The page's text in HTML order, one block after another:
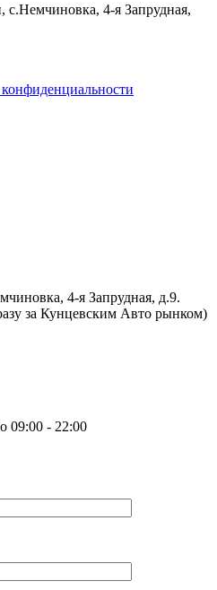
4-я Запрудная,
4-я Запрудная, д.9.
за Кунцевским Авто рынком)
09:00 - 22:00